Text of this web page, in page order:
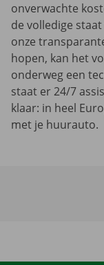
onverwachte
de volledige
onze
hopen, kan het
onderweg een
staat er 24/7
klaar: in heel
met je huurauto.